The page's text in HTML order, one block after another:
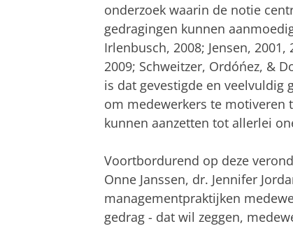
onderzoek waarin de notie
gedragingen kunnen
Irlenbusch, 2008; Jensen,
2009; Schweitzer, Ordóńez, &
is dat gevestigde en
om medewerkers te motiveren
kunnen aanzetten tot allerlei
Voortbordurend op deze
Onne Janssen, dr. Jennifer
managementpraktijken
gedrag - dat wil zeggen,